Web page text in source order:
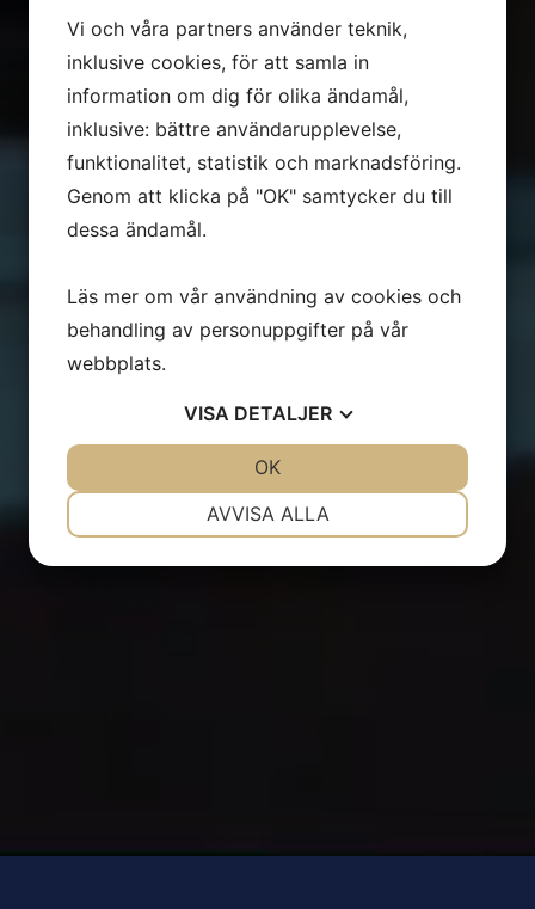
Vi och våra partners använder teknik,
inklusive cookies, för att samla in
information om dig för olika ändamål,
inklusive: bättre användarupplevelse,
funktionalitet, statistik och marknadsföring.
Genom att klicka på "OK" samtycker du till
dessa ändamål.
Läs mer om vår användning av cookies och
behandling av personuppgifter på vår
webbplats.
VISA DETALJER
AVVISA ALLA
OK